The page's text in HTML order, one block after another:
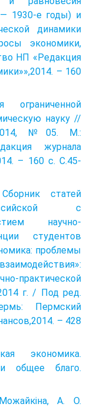
— 1930-е годы) и
динамики
экономики,
НП «Редакция
– 160
науку //
2014, №05. М.:
журнала
– 160 с. С.45-
статей
с
научно-
студентов
проблемы
г. / Под ред.
Пермский
– 428
экономика.
общее благо.
А. О.